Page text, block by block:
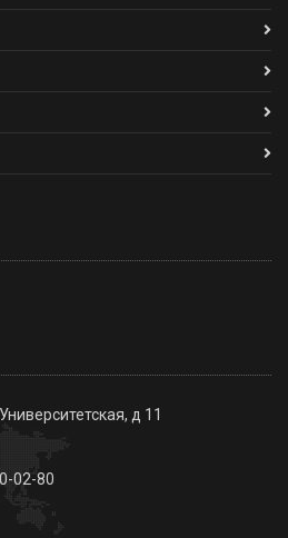
д 11
02-80